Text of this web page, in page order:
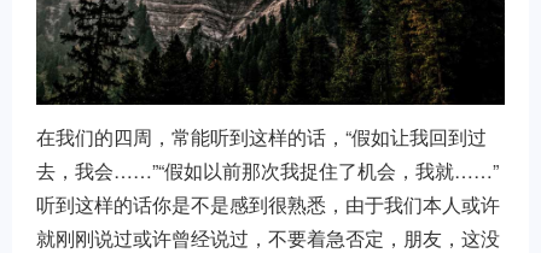
在我们的四周，常能听到这样的话，“假如让我回到过
去，我会……”“假如以前那次我捉住了机会，我就……”
听到这样的话你是不是感到很熟悉，由于我们本人或许
就刚刚说过或许曾经说过，不要着急否定，朋友，这没